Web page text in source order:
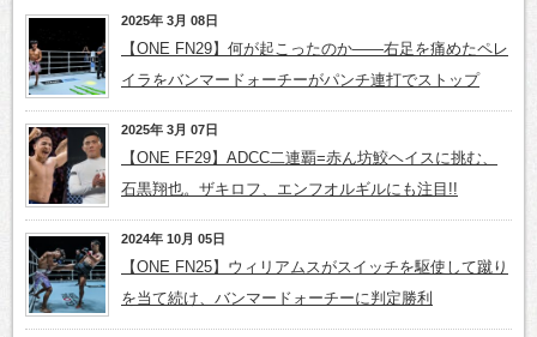
2025年 3月 08日
【ONE FN29】何が起こったのか――右足を痛めたペレ
イラをバンマードォーチーがパンチ連打でストップ
2025年 3月 07日
【ONE FF29】ADCC二連覇=赤ん坊鮫ヘイスに挑む、
石黒翔也。ザキロフ、エンフオルギルにも注目!!
2024年 10月 05日
【ONE FN25】ウィリアムスがスイッチを駆使して蹴り
を当て続け、バンマードォーチーに判定勝利